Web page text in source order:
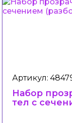
Артикул:
Набор
тел с